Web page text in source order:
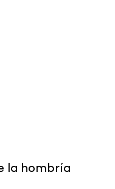
la hombría